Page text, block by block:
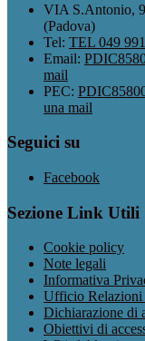
VIA S.Antonio,
(Padova)
Tel: TEL 049
Email:
mail
PEC:
una mail
Seguici su
Facebook
Sezione Link Utili
Cookie policy
Note legali
Informativa
Ufficio
Dichiarazione di
Obiettivi di